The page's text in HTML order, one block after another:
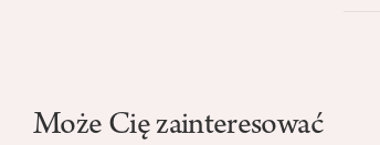
Może Cię zainteresować